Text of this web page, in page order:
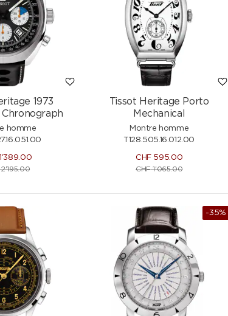
1973
homme
Tissot Heritage Porto
Mechanical
Montre homme
T128.505.16.012.00
CHF595.00
CHF1'065.00
-35%